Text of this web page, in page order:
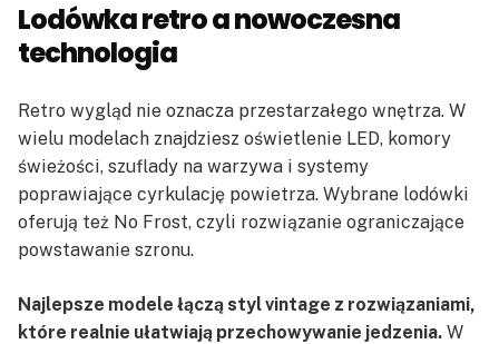
Lodówka retro a nowoczesna
technologia
Retro wygląd nie oznacza przestarzałego wnętrza. W
wielu modelach znajdziesz oświetlenie LED, komory
świeżości, szuflady na warzywa i systemy
poprawiające cyrkulację powietrza. Wybrane lodówki
oferują też No Frost, czyli rozwiązanie ograniczające
powstawanie szronu.
Najlepsze modele łączą styl vintage z rozwiązaniami,
które realnie ułatwiają przechowywanie jedzenia. W